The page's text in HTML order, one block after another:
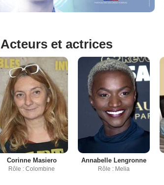
Acteurs et actrices
Corinne Masiero
Rôle : Colombine
Annabelle Lengronne
Rôle : Melia